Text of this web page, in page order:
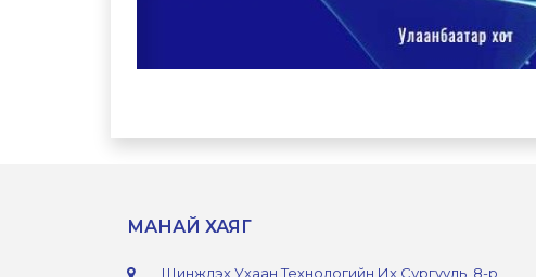
МАНАЙ ХАЯГ
Шинжлэх Ухаан Технологийн Их Сургууль, 8-р